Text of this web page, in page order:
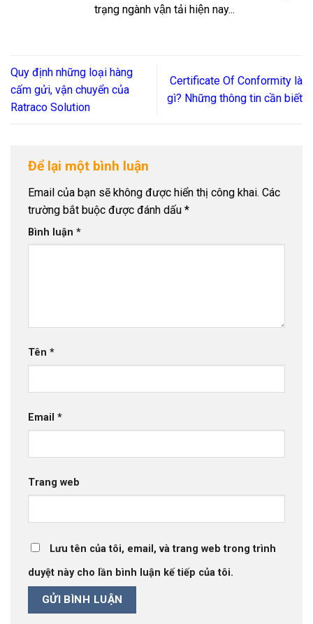
trạng ngành vận tải hiện nay...
Quy định những loại hàng
cấm gửi, vận chuyển của
Ratraco Solution
Certificate Of Conformity là
gì? Những thông tin cần biết
Để lại một bình luận
Email của bạn sẽ không được hiển thị công khai. Các
trường bắt buộc được đánh dấu *
Bình luận *
Tên *
Email *
Trang web
Lưu tên của tôi, email, và trang web trong trình
duyệt này cho lần bình luận kế tiếp của tôi.